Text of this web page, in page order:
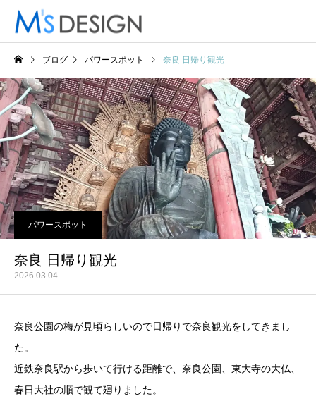
ブログ パワースポット 奈良 日帰り観光
パワースポット
奈良 日帰り観光
2026.03.04
奈良公園の梅が見頃らしいので日帰りで奈良観光をしてきまし
た。
近鉄奈良駅から歩いて行ける距離で、奈良公園、東大寺の大仏、
春日大社の順で観て廻りました。